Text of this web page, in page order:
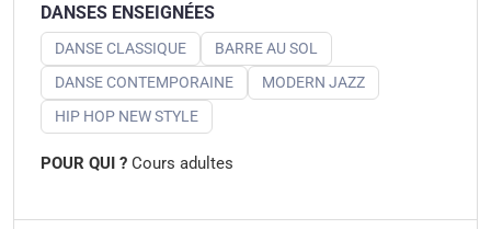
DANSES ENSEIGNÉES
DANSE CLASSIQUE
BARRE AU SOL
DANSE CONTEMPORAINE
MODERN JAZZ
HIP HOP NEW STYLE
POUR QUI ? Cours adultes